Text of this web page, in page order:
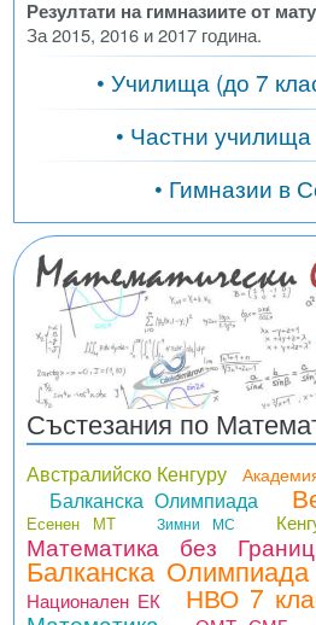
Резултати на гимназиите от
За 2015, 2016 и 2017 година.
• Училища (до 7
• Частни
• Гимназии в
Състезания по
Австралийско Кенгуру
Балканска Олимпиада
Есенен МТ Зимни МС
Математика без
Балканска Олимпиада
Национален ЕК НВО 7